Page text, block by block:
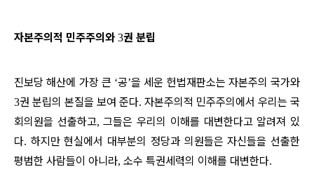
자본주의적 민주주의와 3권 분립
진보당 해산에 가장 큰 ‘공’을 세운 헌법재판소는 자본주의 국가와
3권 분립의 본질을 보여 준다. 자본주의적 민주주의에서 우리는 국
회의원을 선출하고,그들은 우리의 이해를 대변한다고 알려져 있
다. 하지만 현실에서 대부분의 정당과 의원들은 자신들을 선출한
평범한 사람들이 아니라, 소수 특권세력의 이해를 대변한다.